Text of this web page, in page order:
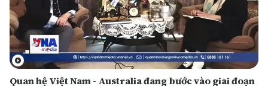
Quan hệ Việt Nam - Australia đang bước vào giai đoạn